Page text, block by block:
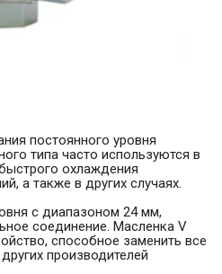
постоянного уровня
типа часто используются в
охлаждения
а также в других случаях.
с диапазоном 24 мм,
соединение. Масленка V
способное заменить все
производителей